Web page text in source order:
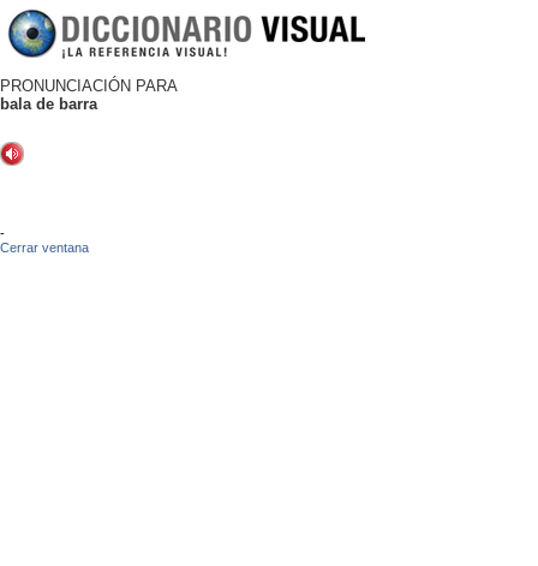
PRONUNCIACIÓN PARA
bala de barra
-
Cerrar ventana